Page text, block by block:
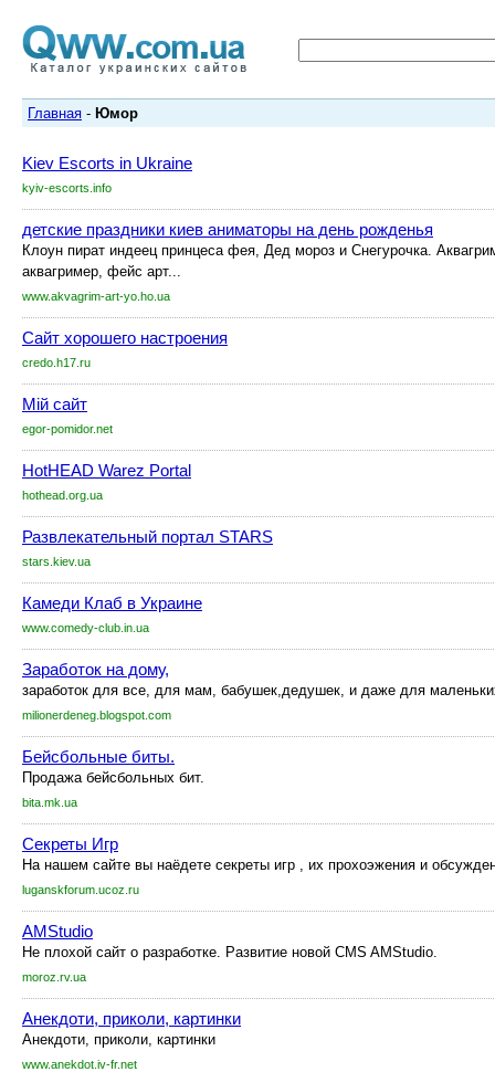
Главная - Юмор
Kiev Escorts in Ukraine
kyiv-escorts.info
детские праздники киев аниматоры на день рожденья
Клоун пират индеец принцеса фея, Дед мороз и Снегурочка.
аквагример, фейс арт...
www.akvagrim-art-yo.ho.ua
Сайт хорошего настроения
credo.h17.ru
Мій сайт
egor-pomidor.net
HotHEAD Warez Portal
hothead.org.ua
Развлекательный портал STARS
stars.kiev.ua
Камеди Клаб в Украине
www.comedy-club.in.ua
Заработок на дому,
заработок для все, для мам, бабушек,дедушек, и даже для
milionerdeneg.blogspot.com
Бейсбольные биты.
Продажа бейсбольных бит.
bita.mk.ua
Секреты Игр
На нашем сайте вы наёдете секреты игр , их прохоэжения и
luganskforum.ucoz.ru
AMStudio
Не плохой сайт о разработке. Развитие новой CMS AMStudio.
moroz.rv.ua
Анекдоти, приколи, картинки
Анекдоти, приколи, картинки
www.anekdot.iv-fr.net